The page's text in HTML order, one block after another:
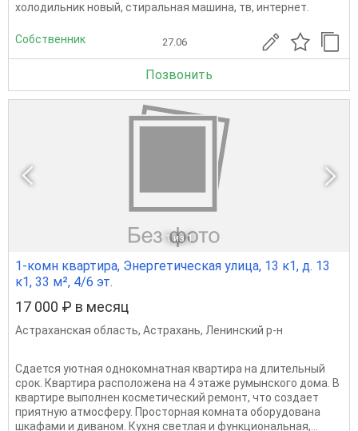
холодильник новый, стиральная машина, тв, интернет.
Собственник 27.06
Позвонить
1 из 1
1-комн квартира, Энергетическая улица, 13 к1, д. 13
к1, 33 м², 4/6 эт.
17 000 ₽ в месяц
Астраханская область, Астрахань, Ленинский р-н
Сдается уютная однокомнатная квартира на длительный
срок. Квартира расположена на 4 этаже румынского дома. В
квартире выполнен косметический ремонт, что создает
приятную атмосферу. Просторная комната оборудована
шкафами и диваном. Кухня светлая и функциональная,...